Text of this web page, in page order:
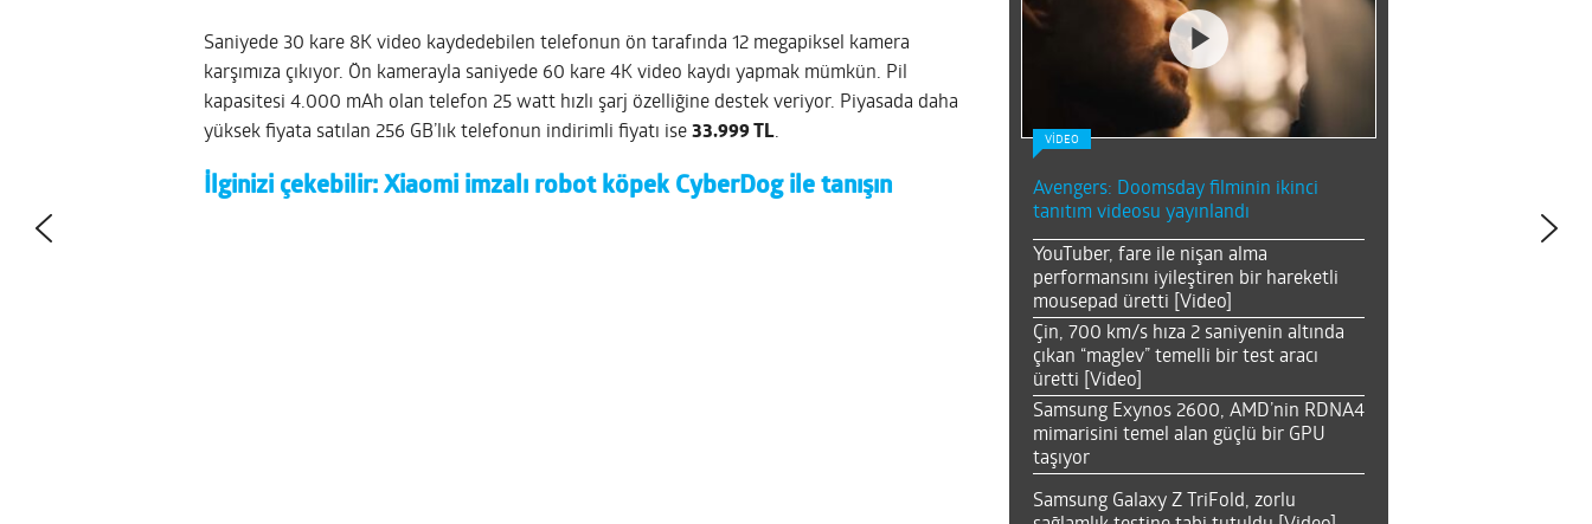
Saniyede 30 kare 8K video kaydedebilen telefonun ön tarafında 12 megapiksel kamera
karşımıza çıkıyor. Ön kamerayla saniyede 60 kare 4K video kaydı yapmak mümkün. Pil
kapasitesi 4.000 mAh olan telefon 25 watt hızlı şarj özelliğine destek veriyor. Piyasada daha
yüksek fiyata satılan 256 GB’lık telefonun indirimli fiyatı ise 33.999 TL.
İlginizi çekebilir: Xiaomi imzalı robot köpek CyberDog ile tanışın
VİDEO
Avengers: Doomsday filminin ikinci
tanıtım videosu yayınlandı
YouTuber, fare ile nişan alma
performansını iyileştiren bir hareketli
mousepad üretti [Video]
Çin, 700 km/s hıza 2 saniyenin altında
çıkan “maglev” temelli bir test aracı
üretti [Video]
Samsung Exynos 2600, AMD’nin RDNA4
mimarisini temel alan güçlü bir GPU
taşıyor
Samsung Galaxy Z TriFold, zorlu